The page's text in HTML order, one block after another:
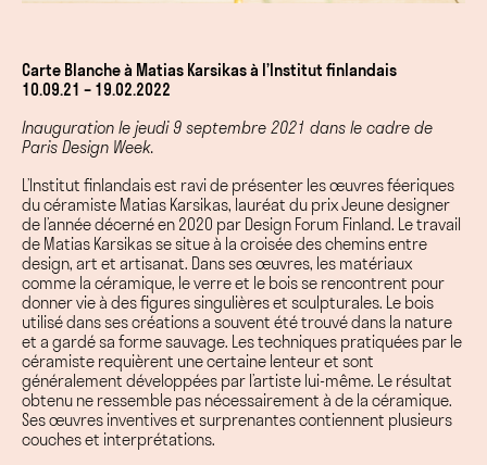
Carte Blanche à Matias Karsikas à l’Institut finlandais
10.09.21 – 19.02.2022
Inauguration le jeudi 9 septembre 2021 dans le cadre de
Paris Design Week.
L’Institut finlandais est ravi de présenter les œuvres féeriques
du céramiste Matias Karsikas, lauréat du prix Jeune designer
de l’année décerné en 2020 par Design Forum Finland. Le travail
de Matias Karsikas se situe à la croisée des chemins entre
design, art et artisanat. Dans ses œuvres, les matériaux
comme la céramique, le verre et le bois se rencontrent pour
donner vie à des figures singulières et sculpturales. Le bois
utilisé dans ses créations a souvent été trouvé dans la nature
et a gardé sa forme sauvage. Les techniques pratiquées par le
céramiste requièrent une certaine lenteur et sont
généralement développées par l’artiste lui-même. Le résultat
obtenu ne ressemble pas nécessairement à de la céramique.
Ses œuvres inventives et surprenantes contiennent plusieurs
couches et interprétations.